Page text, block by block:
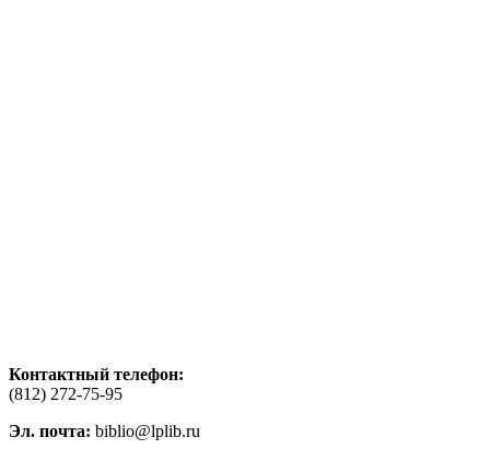
Контактный телефон:
(812) 272-75-95
Эл. почта: biblio@lplib.ru